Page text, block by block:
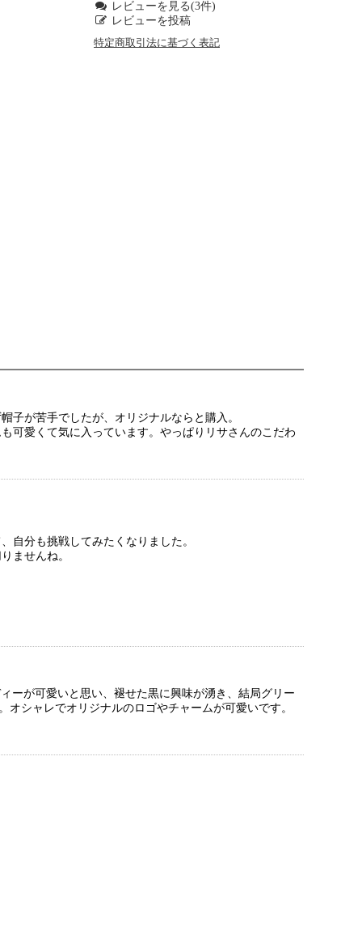
レビューを見る(3件)
レビューを投稿
特定商取引法に基づく表記
子が苦手でしたが、オリジナルならと購入。
可愛くて気に入っています。やっぱりリサさんのこだわ
自分も挑戦してみたくなりました。
ませんね。
ーが可愛いと思い、褪せた黒に興味が湧き、結局グリー
シャレでオリジナルのロゴやチャームが可愛いです。